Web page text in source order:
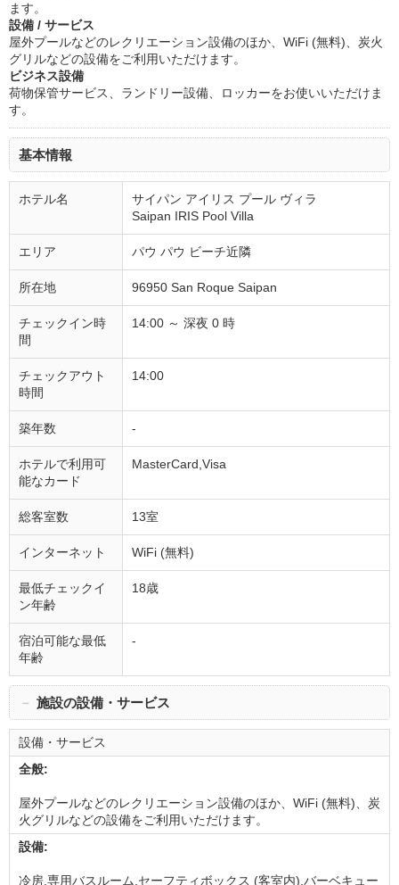
ます。
設備 / サービス
屋外プールなどのレクリエーション設備のほか、WiFi (無料)、炭火
グリルなどの設備をご利用いただけます。
ビジネス設備
荷物保管サービス、ランドリー設備、ロッカーをお使いいただけま
す。
基本情報
ホテル名
サイパン アイリス プール ヴィラ
Saipan IRIS Pool Villa
エリア パウ パウ ビーチ近隣
所在地 96950 San Roque Saipan
チェックイン時
間
14:00 ～ 深夜 0 時
チェックアウト
時間
14:00
築年数 -
ホテルで利用可
能なカード
MasterCard,Visa
総客室数 13室
インターネット WiFi (無料)
最低チェックイ
ン年齢
18歳
宿泊可能な最低
年齢
-
－ 施設の設備・サービス
設備・サービス
全般:
屋外プールなどのレクリエーション設備のほか、WiFi (無料)、炭
火グリルなどの設備をご利用いただけます。
設備:
冷房,専用バスルーム,セーフティボックス (客室内),バーベキュー